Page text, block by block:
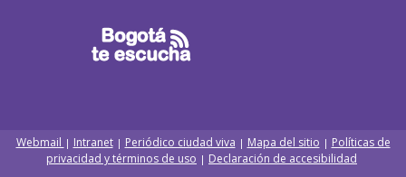
Webmail | Intranet| Periódico ciudad viva | Mapa del sitio | Políticas de
privacidad y términos de uso | Declaración de accesibilidad